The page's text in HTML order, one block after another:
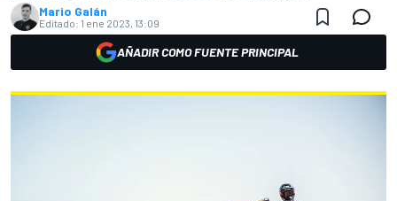
Mario Galán
Editado: 1 ene 2023, 13:09
AÑADIR COMO FUENTE PRINCIPAL